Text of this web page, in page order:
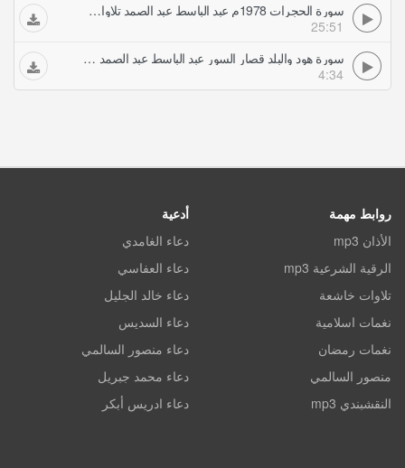
سورة الحجرات 1978م عبد الباسط عبد الصمد تلاوات مجودة
25:51
سورة هود والبلد قصار السور عبد الباسط عبد الصمد تلاوات مجودة
4:34
روابط مهمة
الأذان mp3
الرقية الشرعية mp3
تلاوات خاشعة
نغمات اسلامية
نغمات رمضان
منصور السالمي
النقشبندي mp3
أدعية
دعاء الغامدي
دعاء العفاسي
دعاء خالد الجليل
دعاء السديس
دعاء منصور السالمي
دعاء محمد جبريل
دعاء ادريس أبكر